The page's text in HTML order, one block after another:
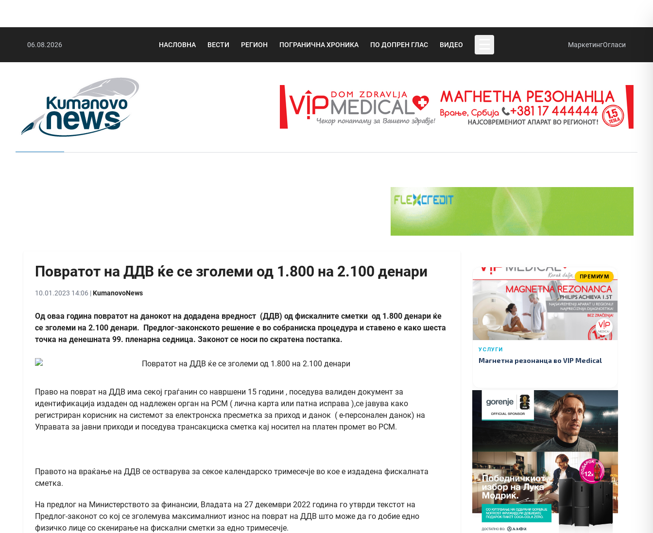
06.08.2026 НАСЛОВНА ВЕСТИ РЕГИОН ПОГРАНИЧНА ХРОНИКА ПО ДОПРЕН ГЛАС ВИДЕО МаркетингОгласи
Повратoт на ДДВ ќе се зголеми од 1.800 на 2.100 денари
10.01.2023 14:06 |KumanovoNews
Од оваа година повратот на данокот на додадена вредност (ДДВ) од фискалните сметки од 1.800 денари ќе
се зголеми на 2.100 денари. Предлог-законското решение е во собраниска процедура и ставено е како шеста
точка на денешната 99. пленарна седница. Законот се носи по скратена постапка.
Право на поврат на ДДВ има секој граѓанин со навршени 15 години , поседува валиден документ за
идентификација издаден од надлежен орган на РСМ ( лична карта или патна исправа ),се јавува како
регистриран корисник на системот за електронска пресметка за приход и данок ( е-персонален данок) на
Управата за јавни приходи и поседува трансакциска сметка кај носител на платен промет во РСМ.
Правото на враќање на ДДВ се остварува за секое календарско тримесечје во кое е издадена фискалната
сметка.
На предлог на Министерството за финансии, Владата на 27 декември 2022 година го утврди текстот на
Предлог-законот со кој се зголемува максималниот износ на поврат на ДДВ што може да го добие едно
физичко лице со скенирање на фискални сметки за едно тримесечје.
ПРЕМИУМ
УСЛУГИ
Магнетна резонанца во VIP Medical